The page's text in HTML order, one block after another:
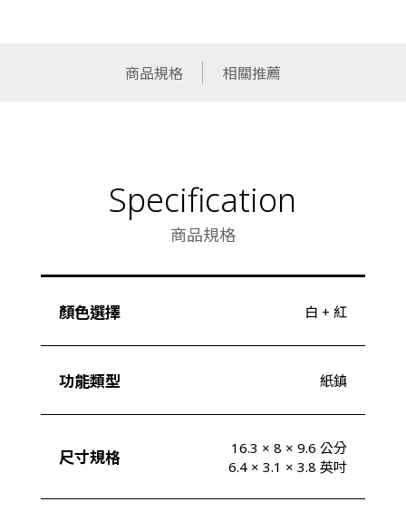
商品規格 相關推薦
Specification
商品規格
顏色選擇 白 + 紅
功能類型 紙鎮
尺寸規格
16.3 × 8 × 9.6 公分
6.4 × 3.1 × 3.8 英吋